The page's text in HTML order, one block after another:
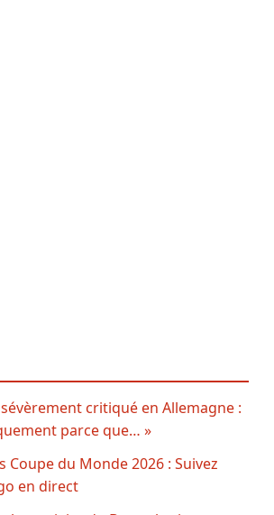
critiqué en Allemagne :
parce que… »
Coupe du Monde 2026 : Suivez
en direct